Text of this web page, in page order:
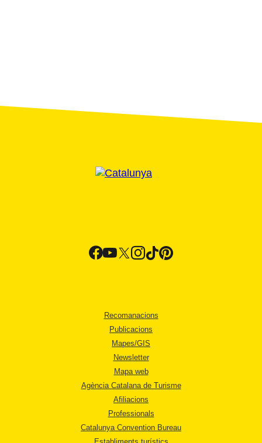
Recomanacions
Publicacions
Mapes/GIS
Newsletter
Mapa web
Agència Catalana de Turisme
Afiliacions
Professionals
Catalunya Convention Bureau